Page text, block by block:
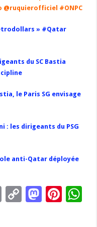
@ruquierofficiel #ONPC
» #Qatar
du SC Bastia
le Paris SG envisage
: les dirigeants du PSG
anti-Qatar déployée
E
C
M Pi